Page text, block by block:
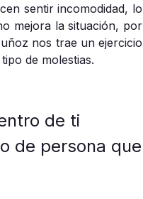
sentir incomodidad, lo
mejora la situación, por
nos trae un ejercicio
de molestias.
de ti
de persona que